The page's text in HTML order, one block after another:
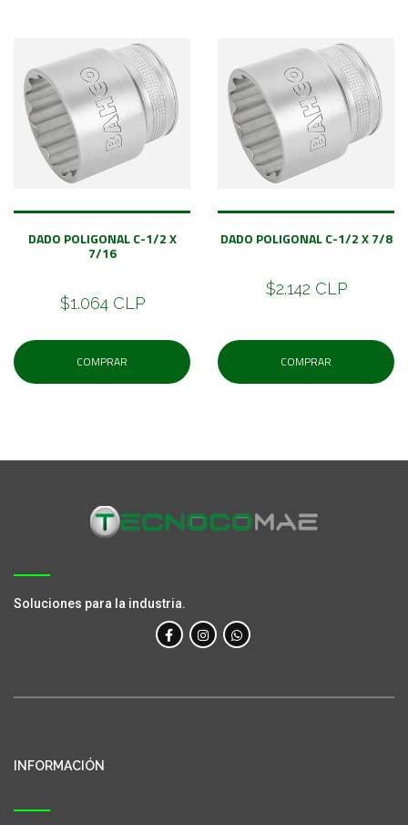
DADO POLIGONAL C-1/2 X
7/16
$1.064 CLP
COMPRAR
DADO POLIGONAL C-1/2 X 7/8
$2.142 CLP
COMPRAR
Soluciones para la industria.
INFORMACIÓN